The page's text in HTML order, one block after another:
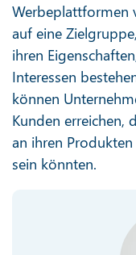
Werbeplattformen
auf eine
ihren
Interessen
können
Kunden erreichen,
an ihren
sein könnten.